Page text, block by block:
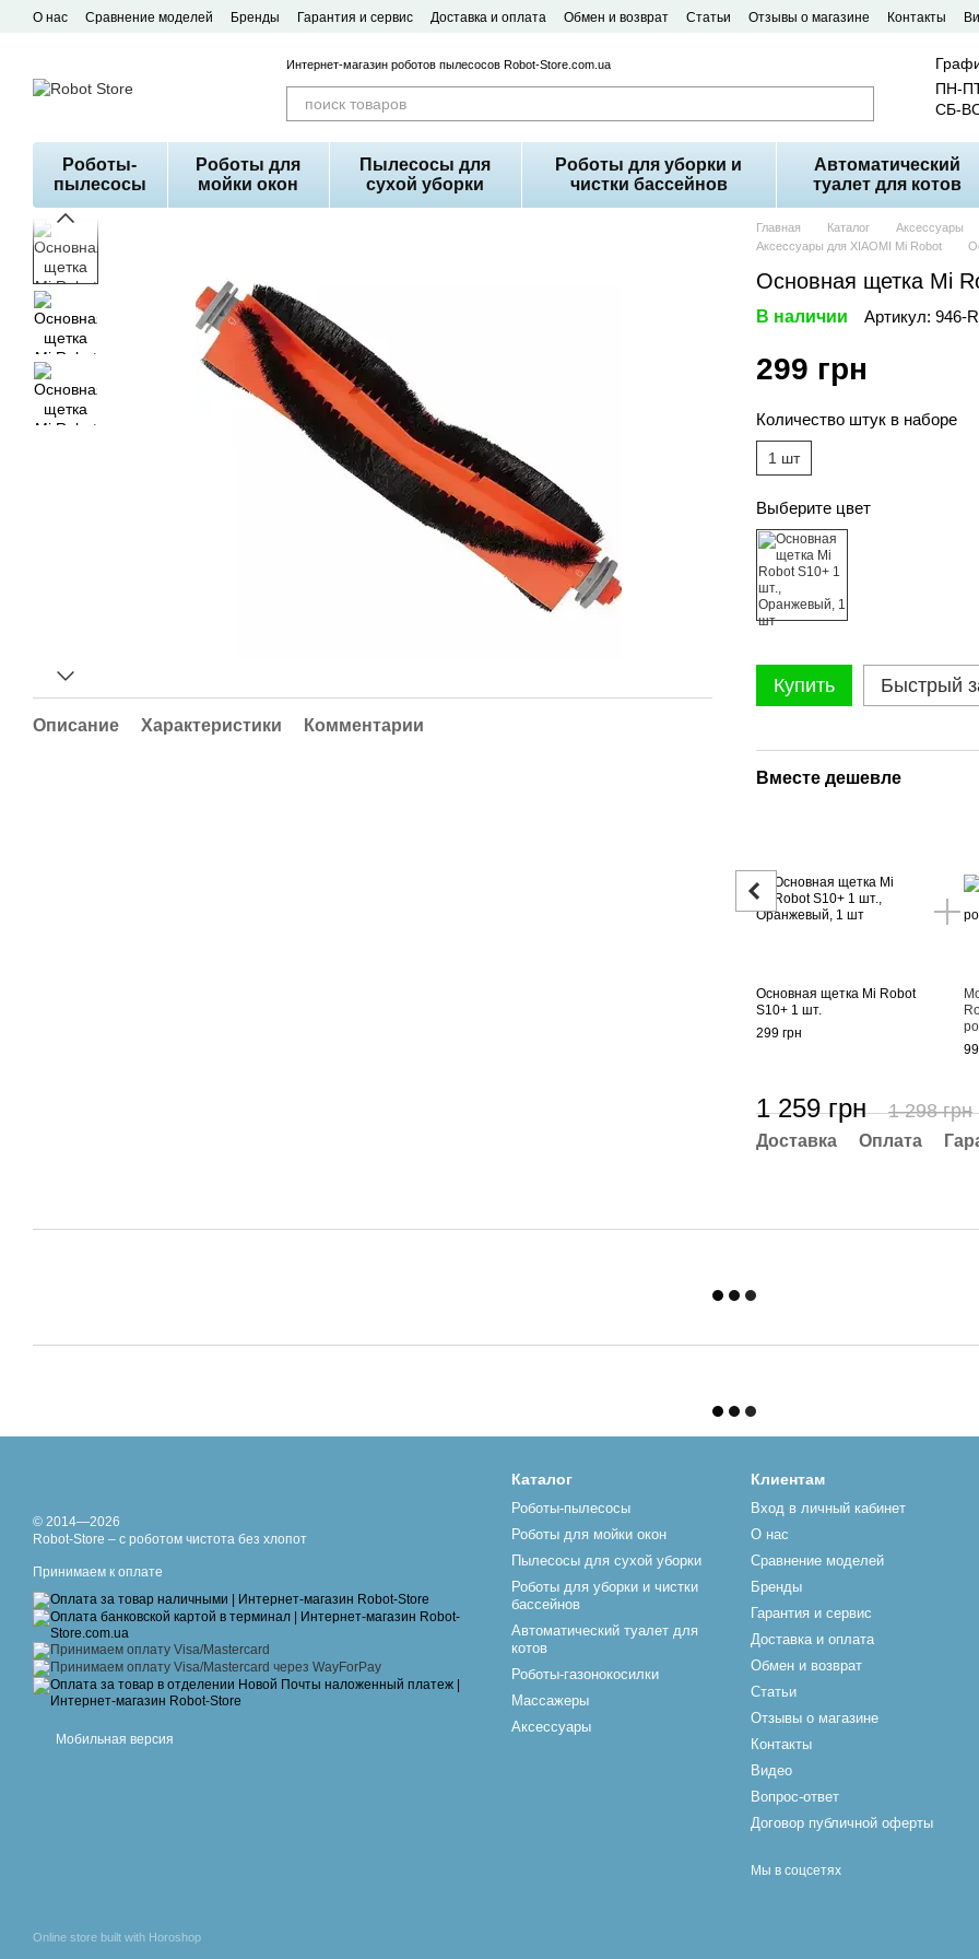
Перейти к основному контенту
О нас Сравнение моделей Бренды Гарантия и сервис Доставка и оплата Обмен и возврат Статьи Отзывы о магазине Контакты
Интернет-магазин роботов пылесосов Robot-Store.com.ua
ПН-
СБ-
Роботы-
пылесосы
Роботы для
мойки окон
Пылесосы для
сухой уборки
Роботы для уборки и
чистки бассейнов
Автоматический
туалет для котов
Описание Характеристики Комментарии
Главная Каталог Аксессуары
Аксессуары для XIAOMI Mi Robot
Основная щетка Mi
В наличии Артикул: 946-
299 грн
Количество штук в наборе
1 шт
Выберите цвет
Купить Быстрый
Вместе дешевле
Основная щетка Mi Robot
S10+ 1 шт.
299 грн
1 259 грн 1 298 грн
Доставка Оплата
© 2014—2026
Robot-Store – с роботом чистота без хлопот
Принимаем к оплате
Мобильная версия
Online store built with Horoshop
Каталог
Роботы-пылесосы
Роботы для мойки окон
Пылесосы для сухой уборки
Роботы для уборки и чистки
бассейнов
Автоматический туалет для
котов
Роботы-газонокосилки
Массажеры
Аксессуары
Клиентам
Вход в личный кабинет
О нас
Сравнение моделей
Бренды
Гарантия и сервис
Доставка и оплата
Обмен и возврат
Статьи
Отзывы о магазине
Контакты
Видео
Вопрос-ответ
Договор публичной оферты
Мы в соцсетях